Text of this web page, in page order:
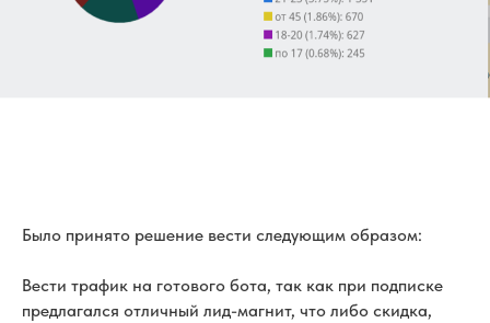
Было принято решение вести следующим образом:
Вести трафик на готового бота, так как при подписке
предлагался отличный лид-магнит, что либо скидка,